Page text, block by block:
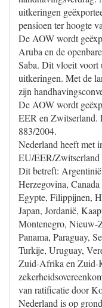
uitkeringen
pensioen ter hoogte
De AOW wordt
Aruba en de
Saba. Dit vloeit voort
uitkeringen. Met de
zijn
De AOW wordt
EER en
883/2004.
Nederland heeft met
EU/EER/Zwitserland
Dit betreft:
Herzegovina,
Egypte, Filippijnen,
Japan, Jordanië,
Montenegro, Nieuw-
Panama, Paraguay,
Turkije, Uruguay,
Zuid-Afrika en Zuid-
van ratificatie door
Nederland is op